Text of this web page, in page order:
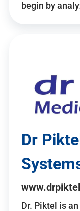
begin by
Dr
Dr. Piktel is